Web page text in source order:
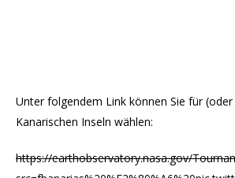
Unter folgendem Link können Sie für
Kanarischen Inseln wählen:
https://earthobservatory.nasa.gov/